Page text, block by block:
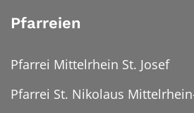
Pfarreien
Pfarrei Mittelrhein St. Josef
Pfarrei St. Nikolaus